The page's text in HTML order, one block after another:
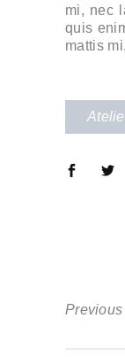
mi, nec
quis
mattis
Previous